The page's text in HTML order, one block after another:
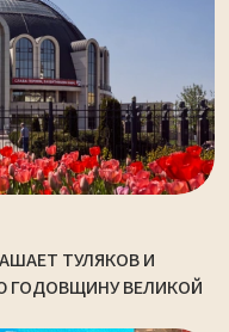
ТУЛЯКОВ И
ГОДОВЩИНУ ВЕЛИКОЙ